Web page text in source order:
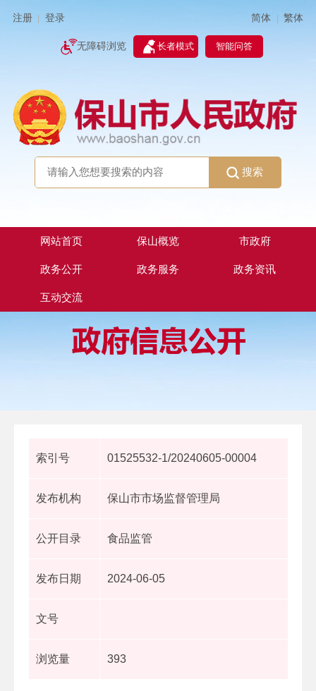
注册 登录 简体 | 繁体
无障碍浏览 长者模式 智能问答
搜索
网站首页 保山概览 市政府
政务公开 政务服务 政务资讯
互动交流
索引号 01525532-1/20240605-00004
发布机构 保山市市场监督管理局
公开目录 食品监管
发布日期 2024-06-05
文号
浏览量 393